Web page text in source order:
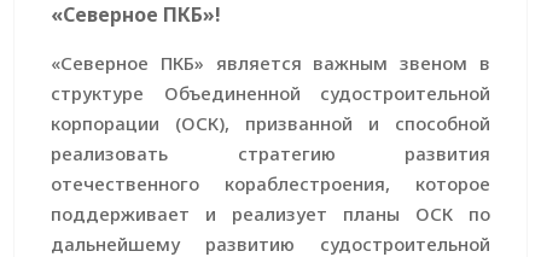
«Северное ПКБ»!
«Северное ПКБ» является важным звеном в
структуре Объединенной судостроительной
корпорации (ОСК), призванной и способной
реализовать стратегию развития
отечественного кораблестроения, которое
поддерживает и реализует планы ОСК по
дальнейшему развитию судостроительной